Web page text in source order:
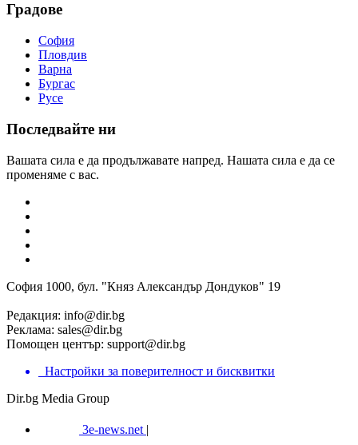
Градове
София
Пловдив
Варна
Бургас
Русе
Последвайте ни
Вашата сила е да продължавате напред. Нашата сила е да се
променяме с вас.
София 1000, бул. "Княз Александър Дондуков" 19
Редакция: info@dir.bg
Реклама: sales@dir.bg
Помощен център: support@dir.bg
Настройки за поверителност и бисквитки
Dir.bg Media Group
3e-news.net |